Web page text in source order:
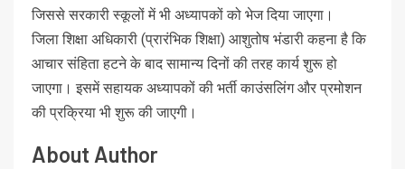
जिससे सरकारी स्कूलों में भी अध्यापकों को भेज दिया जाएगा।
जिला शिक्षा अधिकारी (प्रारंभिक शिक्षा) आशुतोष भंडारी कहना है कि
आचार संहिता हटने के बाद सामान्य दिनों की तरह कार्य शुरू हो
जाएगा। इसमें सहायक अध्यापकों की भर्ती काउंसलिंग और प्रमोशन
की प्रक्रिया भी शुरू की जाएगी।
About Author